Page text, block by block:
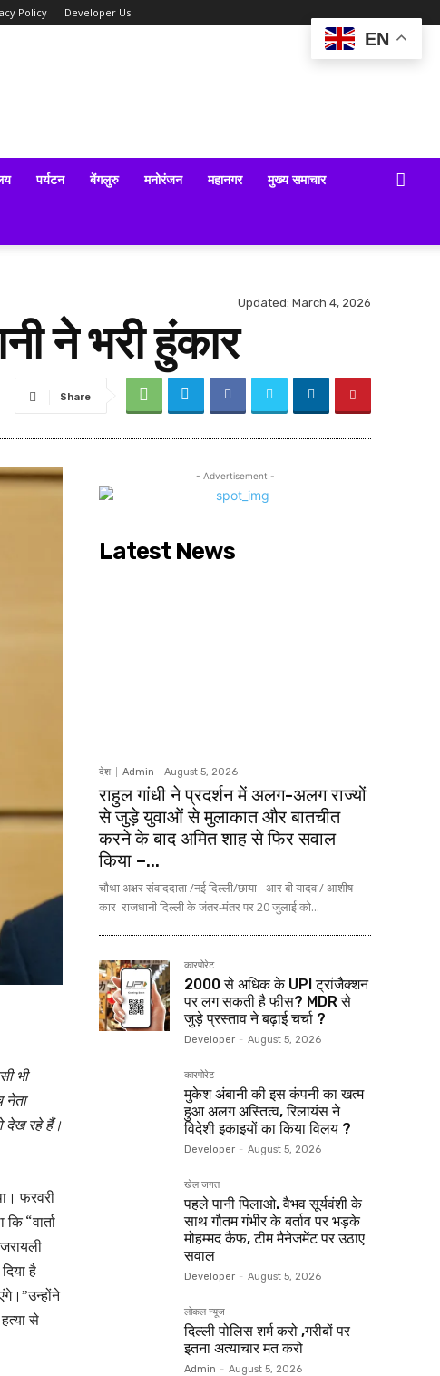
Policy Developer Us
पर्यटन बेंगलुरु मनोरंजन महानगर मुख्य समाचार
Updated: March 4, 2026
ने भरी हुंकार
Share
भी
नेता
देख रहे हैं।
फरवरी
“वार्ता
है
से
- Advertisement -
Latest News
देश Admin - August 5, 2026
राहुल गांधी ने प्रदर्शन में अलग-अलग राज्यों
से जुड़े युवाओं से मुलाकात और बातचीत
करने के बाद अमित शाह से फिर सवाल
किया –...
चौथा अक्षर संवाददाता /नई दिल्ली/छाया - आर बी यादव / आशीष
कार राजधानी दिल्ली के जंतर-मंतर पर 20 जुलाई को...
कारपोरेट
₹2000 से अधिक के UPI ट्रांजैक्शन
पर लग सकती है फीस? MDR से
जुड़े प्रस्ताव ने बढ़ाई चर्चा ?
Developer - August 5, 2026
कारपोरेट
मुकेश अंबानी की इस कंपनी का खत्म
हुआ अलग अस्तित्व, रिलायंस ने
विदेशी इकाइयों का किया विलय ?
Developer - August 5, 2026
खेल जगत
पहले पानी पिलाओ. वैभव सूर्यवंशी के
साथ गौतम गंभीर के बर्ताव पर भड़के
मोहम्मद कैफ, टीम मैनेजमेंट पर उठाए
सवाल
Developer - August 5, 2026
लोकल न्यूज
दिल्ली पोलिस शर्म करो ,गरीबों पर
इतना अत्याचार मत करो
Admin - August 5, 2026
EN